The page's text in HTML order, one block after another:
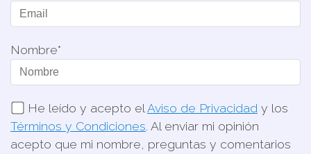
Nombre*
He leído y acepto el Aviso de Privacidad y los
Términos y Condiciones. Al enviar mi opinión
acepto que mi nombre, preguntas y comentarios